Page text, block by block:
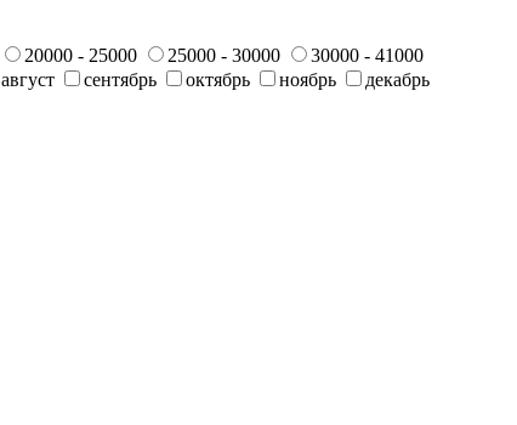
20000 - 25000 25000 - 30000
30000 - 41000
август сентябрь октябрь ноябрь декабрь